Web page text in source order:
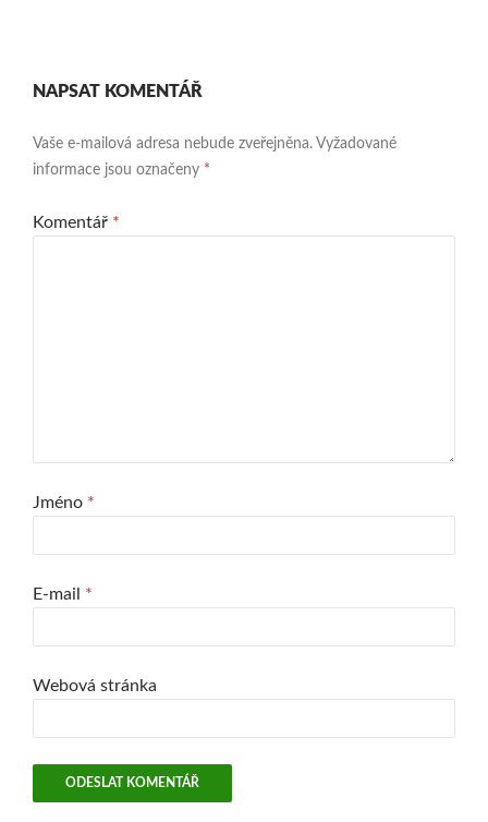
NAPSAT KOMENTÁŘ
Vaše e-mailová adresa nebude zveřejněna. Vyžadované
informace jsou označeny *
Komentář *
Jméno *
E-mail *
Webová stránka